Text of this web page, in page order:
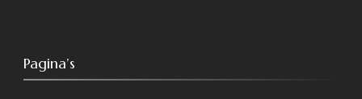
Pagina’s